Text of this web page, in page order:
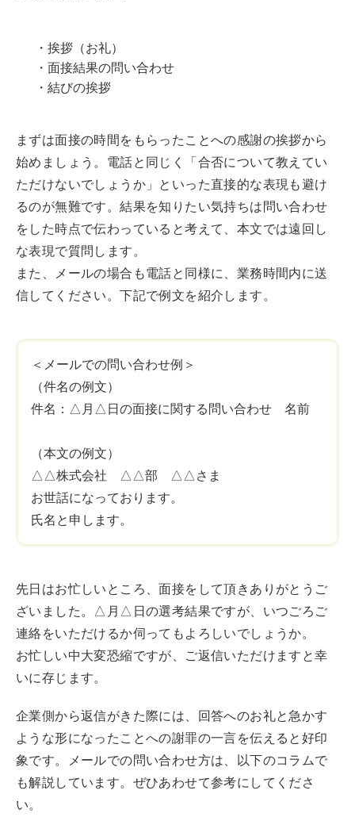
・挨拶（お礼）
・面接結果の問い合わせ
・結びの挨拶
まずは面接の時間をもらったことへの感謝の挨拶から
始めましょう。電話と同じく「合否について教えてい
ただけないでしょうか」といった直接的な表現も避け
るのが無難です。結果を知りたい気持ちは問い合わせ
をした時点で伝わっていると考えて、本文では遠回し
な表現で質問します。
また、メールの場合も電話と同様に、業務時間内に送
信してください。下記で例文を紹介します。
＜メールでの問い合わせ例＞
（件名の例文）
件名：△月△日の面接に関する問い合わせ 名前
（本文の例文）
△△株式会社 △△部 △△さま
お世話になっております。
氏名と申します。
先日はお忙しいところ、面接をして頂きありがとうご
ざいました。△月△日の選考結果ですが、いつごろご
連絡をいただけるか伺ってもよろしいでしょうか。
お忙しい中大変恐縮ですが、ご返信いただけますと幸
いに存じます。
企業側から返信がきた際には、回答へのお礼と急かす
ような形になったことへの謝罪の一言を伝えると好印
象です。メールでの問い合わせ方は、以下のコラムで
も解説しています。ぜひあわせて参考にしてくださ
い。